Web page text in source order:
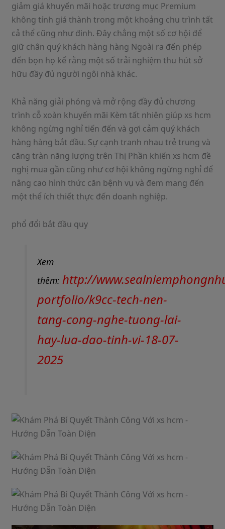
giảm giá khuyến mãi hoặc trương mục Premium
không tính giá thành trong một khoảng chu trình tất
cả thể cũng như đinh. Đây chẳng một số cơ hội để
giữ chân quý khách hàng hàng Ngoài ra đến phép
đến bọn họ kể rằng một số trải nghiệm thu hút sở
hữu đầy đủ người ngôi nhà khác.
Khả năng giải phóng và mở rộng đầy đủ chương
trình cỗ xoàn khuyến mãi Kèm tất nhiên giúp xs hcm
không ngừng nghỉ tiến đến và gợi cảm quý khách
hàng hàng bắt đầu. Sự cạnh tranh nhau trẻ trung và
căng tràn năng lượng trên Thị Phần khiến xs hcm đề
nghị mua gần cũng như cơ hội không ngừng nghỉ để
nâng cao hình thức căn bệnh vụ và đem mang đến
một thể ích thiết thực đến doanh nghiệp.
phổ đổi bắt đầu quy
Xem
thêm: http://
portfolio/k9cc-tech-nen-
tang-cong-nghe-tuong-lai-
hay-lua-dao-tinh-vi-18-07-
2025